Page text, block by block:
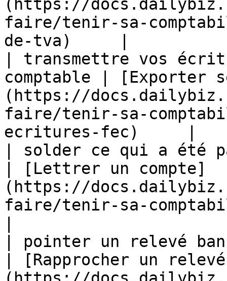
(https://
faire/tenir-sa-
de-tva)     |
| transmettre vos
comptable | [Exporter
(https://
faire/tenir-sa-
ecritures-fec)     |
| solder ce qui a été
| [Lettrer un compte]
(https://
faire/tenir-sa-
| pointer un relevé
| [Rapprocher un